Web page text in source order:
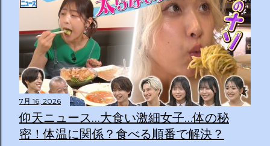
7月 16, 2026
仰天ニュース…大食い激細女子…体の秘
密！体温に関係？食べる順番で解決？